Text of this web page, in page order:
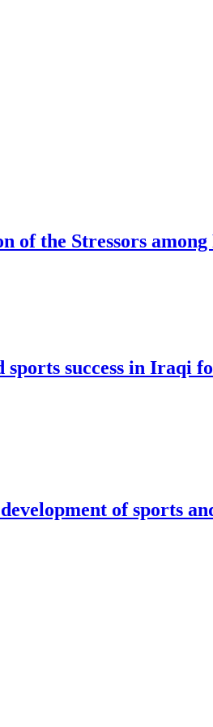
the Stressors
success in Iraqi
of sports